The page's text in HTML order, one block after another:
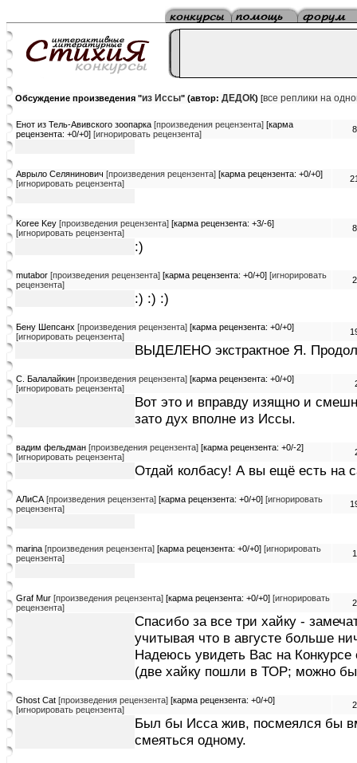
Обсуждение произведения "из Иссы" (автор: ДЕДОК) [все реплики на
Енот из Тель-Авивского зоопарка [произведения рецензента] [карма
рецензента: +0/+0] [игнорировать рецензента]
Аврыло Селянинович [произведения рецензента] [карма рецензента: +0/+0]
[игнорировать рецензента]
Koree Key [произведения рецензента] [карма рецензента: +3/-6]
[игнорировать рецензента]
:)
mutabor [произведения рецензента] [карма рецензента: +0/+0] [игнорировать
рецензента]
:) :) :)
Бену Шепсанх [произведения рецензента] [карма рецензента: +0/+0]
[игнорировать рецензента]
ВЫДЕЛЕНО экстрактное Я.
С. Балалайкин [произведения рецензента] [карма рецензента: +0/+0]
[игнорировать рецензента]
Вот это и вправду изящно и
зато дух вполне из Иссы.
вадим фельдман [произведения рецензента] [карма рецензента: +0/-2]
[игнорировать рецензента]
Отдай колбасу! А вы ещё есть на
АЛиСА [произведения рецензента] [карма рецензента: +0/+0] [игнорировать
рецензента]
marina [произведения рецензента] [карма рецензента: +0/+0] [игнорировать
рецензента]
Graf Mur [произведения рецензента] [карма рецензента: +0/+0] [игнорировать
рецензента]
Спасибо за все три хайку -
учитывая что в августе больше
Надеюсь увидеть Вас на
(две хайку пошли в ТОР; можно
Ghost Cat [произведения рецензента] [карма рецензента: +0/+0]
[игнорировать рецензента]
Был бы Исса жив, посмеялся бы
смеяться одному.